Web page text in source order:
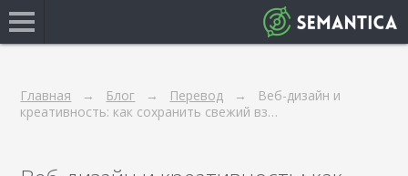
Главная Блог Перевод
Веб-дизайн и
креативность: как сохранить свежий вз…